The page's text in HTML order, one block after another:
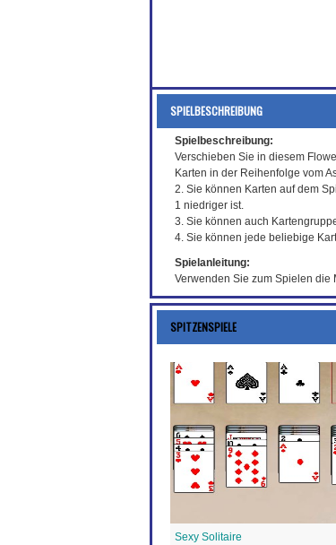
SPIELBESCHREIBUNG
Spielbeschreibung:
Verschieben Sie in diesem
Karten in der Reihenfolge vom
2. Sie können Karten auf dem
1 niedriger ist.
3. Sie können auch
4. Sie können jede beliebige
Spielanleitung:
Verwenden Sie zum Spielen die
SPITZENSPIELE
Sexy Solitaire